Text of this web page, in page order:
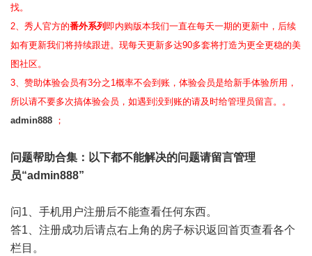
找。
2、 秀人官方的番外系列 即内购版本我们一直在每天一期的更新中，后续
如有更新我们将持续跟进。现每天更新多达90多套将打造为更全更稳的美
图社区。
3、赞助体验会员有3分之1概率不会到账，体验会员是给新手体验所用，
所以请不要多次搞体验会员，如遇到没到账的请及时给管理员留言。。
admin888 ；
问题帮助合集 ：以下都不能解决的问题请留言管理
员“admin888”
问1、手机用户注册后不能查看任何东西。
答1、注册成功后请点右上角的房子标识返回首页查看各个
栏目。